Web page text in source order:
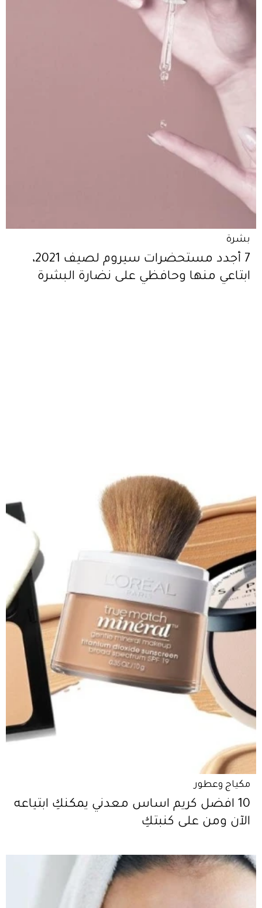
بشرة
7 أجدد مستحضرات سيروم لصيف 2021،
ابتاعي منها وحافظي على نضارة البشرة
مكياج وعطور
10 افضل كريم اساس معدني يمكنكِ ابتياعه
الآن ومن على كنبتكِ